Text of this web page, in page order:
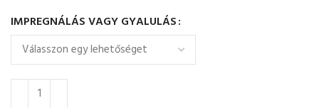
IMPREGNÁLÁS VAGY GYALULÁS